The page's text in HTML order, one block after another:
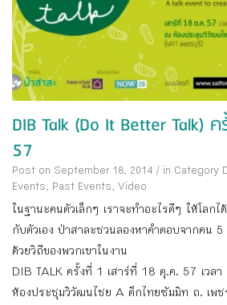
DIB Talk (Do It Better Talk)
57
Post on September 18, 2014 / in Category
Events, Past Events, Video
ในฐานะคนตัวเล็กๆ เราจะทําอะไรดีๆ ให้โลก
กับตัวเอง ป่าสาละชวนลองหาคําตอบจากคน
ด้วยวิถีของพวกเขาในงาน
DIB TALK ครั้งที่ 1 เสาร์ที่ 18 ตุ.ค. 57 เว
ห้องประชุมวิวัฒนไชย A ตึกไทยซัมมิท ถ. เพช